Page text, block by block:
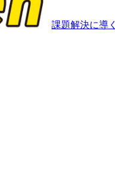
課題解決に導く